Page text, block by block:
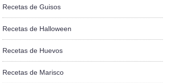
Recetas de Guisos
Recetas de Halloween
Recetas de Huevos
Recetas de Marisco